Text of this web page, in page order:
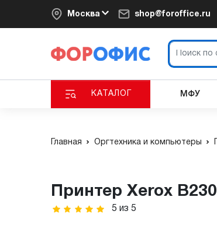
Москва shop@foroffice.ru
КАТАЛОГ МФУ
Главная Оргтехника и компьютеры
Принтер Xerox B230
5 из 5